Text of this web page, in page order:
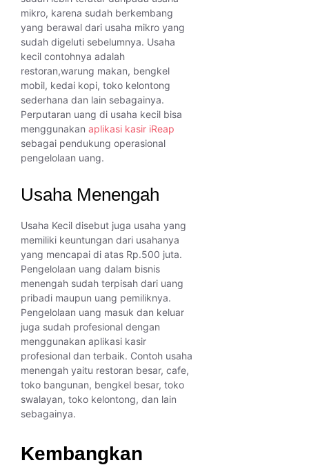
mikro, karena sudah berkembang
yang berawal dari usaha mikro yang
sudah digeluti sebelumnya. Usaha
kecil contohnya adalah
restoran,warung makan, bengkel
mobil, kedai kopi, toko kelontong
sederhana dan lain sebagainya.
Perputaran uang di usaha kecil bisa
menggunakan aplikasi kasir iReap
sebagai pendukung operasional
pengelolaan uang.
Usaha Menengah
Usaha Kecil disebut juga usaha yang
memiliki keuntungan dari usahanya
yang mencapai di atas Rp.500 juta.
Pengelolaan uang dalam bisnis
menengah sudah terpisah dari uang
pribadi maupun uang pemiliknya.
Pengelolaan uang masuk dan keluar
juga sudah profesional dengan
menggunakan aplikasi kasir
profesional dan terbaik. Contoh usaha
menengah yaitu restoran besar, cafe,
toko bangunan, bengkel besar, toko
swalayan, toko kelontong, dan lain
sebagainya.
Kembangkan